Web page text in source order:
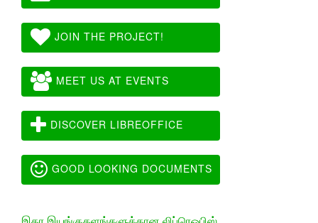
JOIN THE PROJECT!
MEET US AT EVENTS
DISCOVER LIBREOFFICE
GOOD LOOKING DOCUMENTS